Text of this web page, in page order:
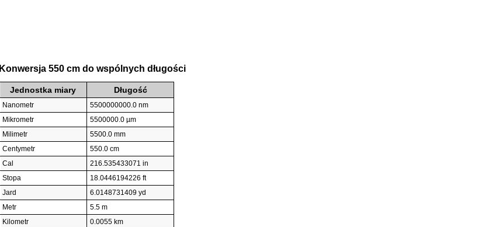
Konwersja 550 cm do wspólnych długości
Jednostka miary Długość
Nanometr
5500000000.0 nm
Mikrometr
5500000.0 µm
Milimetr
5500.0 mm
Centymetr
550.0 cm
Cal
216.535433071 in
Stopa
18.0446194226 ft
Jard
6.0148731409 yd
Metr
5.5 m
Kilometr
0.0055 km